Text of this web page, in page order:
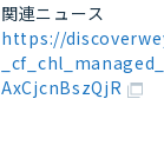
関連ニュース
https://
AxCjcnBszQjR